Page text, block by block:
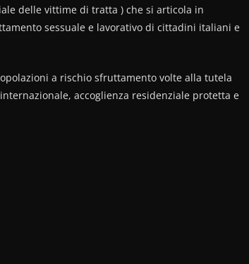
delle vittime di tratta ) che si articola in
sessuale e lavorativo di cittadini italiani e
a rischio sfruttamento volte alla tutela
accoglienza residenziale protetta e